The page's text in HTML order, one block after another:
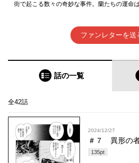
街で起こる数々の奇妙な事件。蘭たちの運命
ファンレターを送
話の一覧
全42話
2024/12/27
＃７ 異形の
135pt